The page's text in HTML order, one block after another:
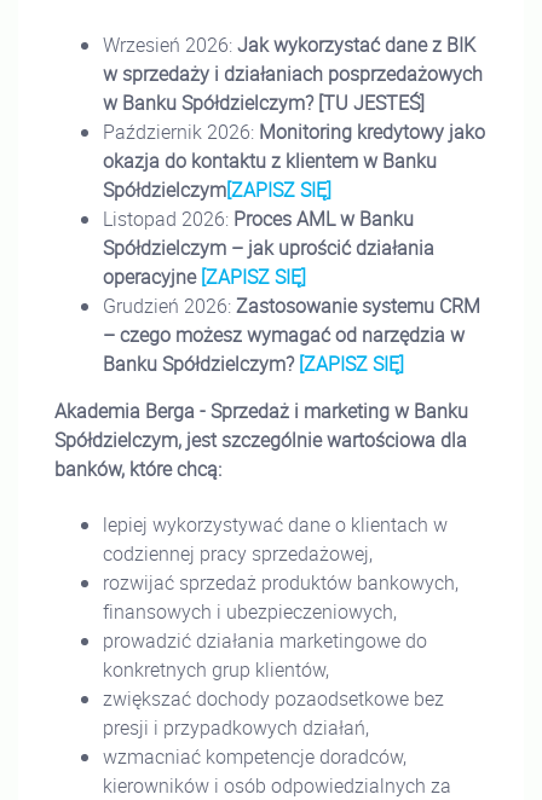
Wrzesień 2026:Jak wykorzystać dane z BIK
w sprzedaży i działaniach posprzedażowych
w Banku Spółdzielczym? [TU JESTEŚ]
Październik 2026: Monitoring kredytowy jako
okazja do kontaktu z klientem w Banku
Spółdzielczym[ZAPISZ SIĘ]
Listopad 2026: Proces AML w Banku
Spółdzielczym – jak uprościć działania
operacyjne [ZAPISZ SIĘ]
Grudzień 2026:Zastosowanie systemu CRM
– czego możesz wymagać od narzędzia w
Banku Spółdzielczym? [ZAPISZ SIĘ]
Akademia Berga - Sprzedaż i marketing w Banku
Spółdzielczym, jest szczególnie wartościowa dla
banków, które chcą:
lepiej wykorzystywać dane o klientach w
codziennej pracy sprzedażowej,
rozwijać sprzedaż produktów bankowych,
finansowych i ubezpieczeniowych,
prowadzić działania marketingowe do
konkretnych grup klientów,
zwiększać dochody pozaodsetkowe bez
presji i przypadkowych działań,
wzmacniać kompetencje doradców,
kierowników i osób odpowiedzialnych za